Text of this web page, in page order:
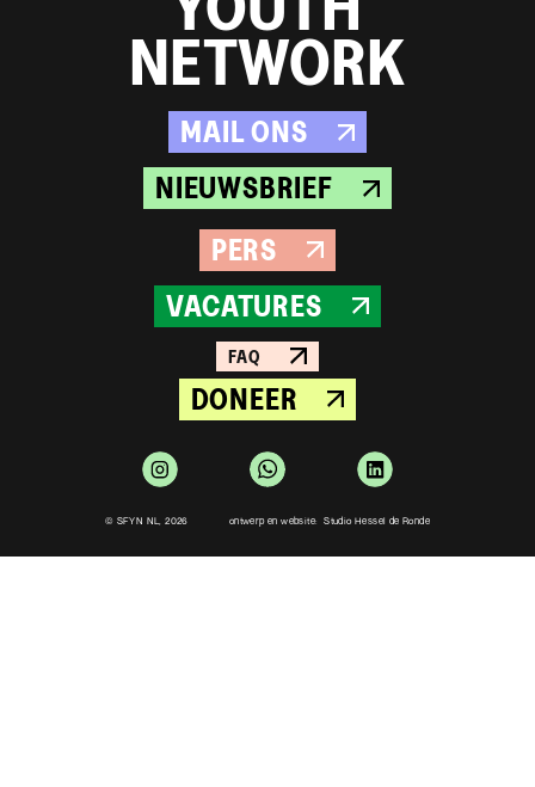
NETWORK
MAIL ONS
NIEUWSBRIEF
PERS
VACATURES
FAQ
DONEER
© SFYN NL, 2026 ontwerp en website: Studio Hessel de Ronde